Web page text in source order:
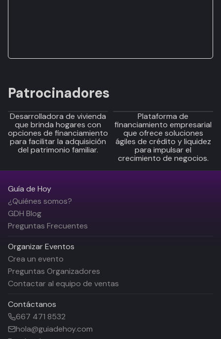
Patrocinadores
Desarrolladora de vivienda
que brinda hogares con
opciones de financiamiento
para facilitar la adquisición
del patrimonio familiar.
Plataforma de
financiamiento empresarial
que ofrece soluciones
ágiles de crédito y liquidez
para impulsar el
crecimiento de negocios.
Guía de Hoy
¿Quiénes somos?
GDH Blog
Preguntas Frecuentes
Organizar Eventos
Crea un evento
Preguntas Organizadores
Contactar al equipo de ventas
Contáctanos
667 471 8532
hola@guiadehoy.com